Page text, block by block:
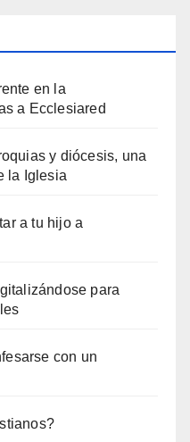
en la
a Ecclesiared
y diócesis, una
la Iglesia
a tu hijo a
para
con un